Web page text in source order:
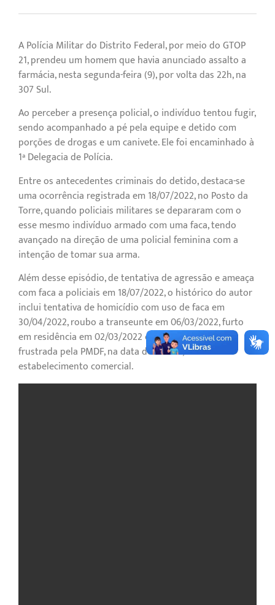
A Polícia Militar do Distrito Federal, por meio do GTOP
21, prendeu um homem que havia anunciado assalto a
farmácia, nesta segunda-feira (9), por volta das 22h, na
307 Sul.
Ao perceber a presença policial, o indivíduo tentou fugir,
sendo acompanhado a pé pela equipe e detido com
porções de drogas e um canivete. Ele foi encaminhado à
1ª Delegacia de Polícia.
Entre os antecedentes criminais do detido, destaca-se
uma ocorrência registrada em 18/07/2022, no Posto da
Torre, quando policiais militares se depararam com o
esse mesmo indivíduo armado com uma faca, tendo
avançado na direção de uma policial feminina com a
intenção de tomar sua arma.
Além desse episódio, de tentativa de agressão e ameaça
com faca a policiais em 18/07/2022, o histórico do autor
inclui tentativa de homicídio com uso de faca em
30/04/2022, roubo a transeunte em 06/03/2022, furto
em residência em 02/03/2022 e tentativa de roubo
frustrada pela PMDF, na data de ontem, em um
estabelecimento comercial.